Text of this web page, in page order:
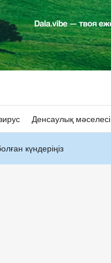
Денсаулық мәселесі
күндеріңіз